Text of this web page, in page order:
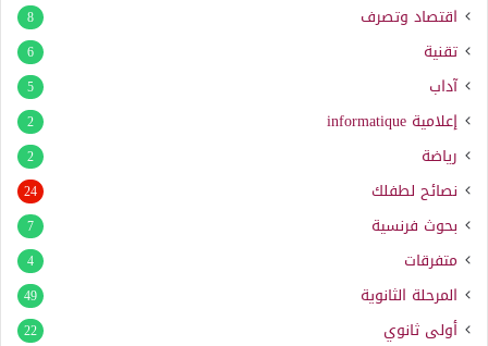
اقتصاد وتصرف 8
تقنية 6
آداب 5
إعلامية informatique
2
رياضة 2
نصائح لطفلك 24
بحوث فرنسية 7
متفرقات 4
المرحلة الثانوية 49
أولى ثانوي 22